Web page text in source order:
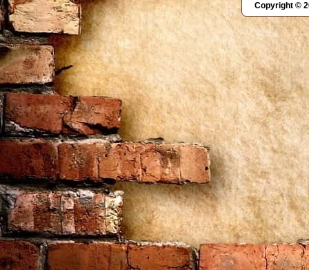
Copyright ©